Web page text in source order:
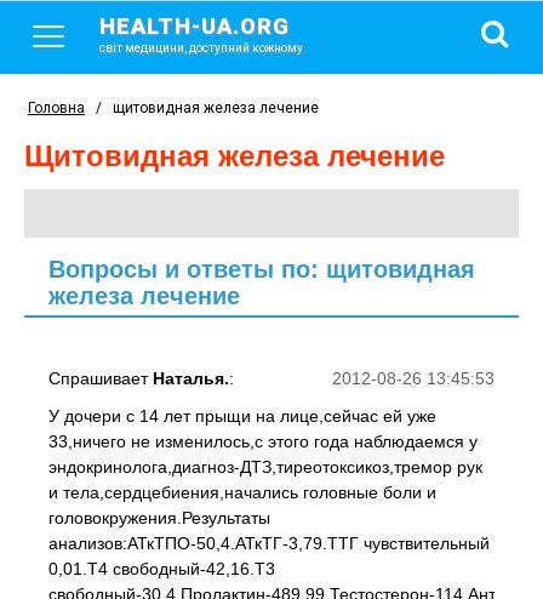
HEALTH-UA.ORG
світ медицини, доступний кожному
Головна / щитовидная железа лечение
щитовидная железа лечение
Вопросы и ответы по: щитовидная
железа лечение
2012-08-26 13:45:53
Спрашивает Наталья.:
У дочери с 14 лет прыщи на лице,сейчас ей уже
33,ничего не изменилось,с этого года наблюдаемся у
эндокринолога,диагноз-ДТЗ,тиреотоксикоз,тремор рук
и тела,сердцебиения,начались головные боли и
головокружения.Результаты
анализов:АТкТПО-50,4.АТкТГ-3,79.ТТГ чувствительный
0,01.Т4 свободный-42,16.Т3
свободный-30,4.Пролактин-489,99.Тестостерон-114.Антитела